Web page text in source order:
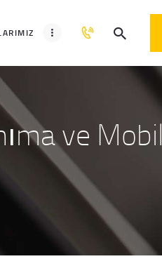
ve Mobil